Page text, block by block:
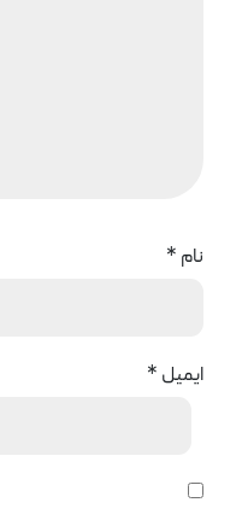
نام *
ایمیل *